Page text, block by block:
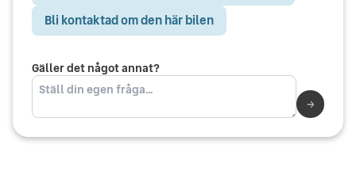
Bli kontaktad om den här bilen
Gäller det något annat?